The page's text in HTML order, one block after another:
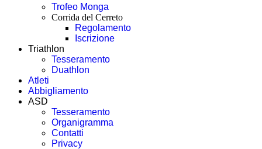
Trofeo Monga
Corrida del Cerreto
Regolamento
Iscrizione
Triathlon
Tesseramento
Duathlon
Atleti
Abbigliamento
ASD
Tesseramento
Organigramma
Contatti
Privacy